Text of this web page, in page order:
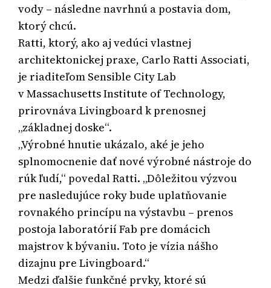
vody – následne navrhnú a postavia dom,
ktorý chcú.
Ratti, ktorý, ako aj vedúci vlastnej
architektonickej praxe, Carlo Ratti Associati,
je riaditeľom Sensible City Lab
v Massachusetts Institute of Technology,
prirovnáva Livingboard k prenosnej
„základnej doske“.
„Výrobné hnutie ukázalo, aké je jeho
splnomocnenie dať nové výrobné nástroje do
rúk ľudí,“ povedal Ratti. „Dôležitou výzvou
pre nasledujúce roky bude uplatňovanie
rovnakého princípu na výstavbu – prenos
postoja laboratórií Fab pre domácich
majstrov k bývaniu. Toto je vízia nášho
dizajnu pre Livingboard.“
Medzi ďalšie funkčné prvky, ktoré sú